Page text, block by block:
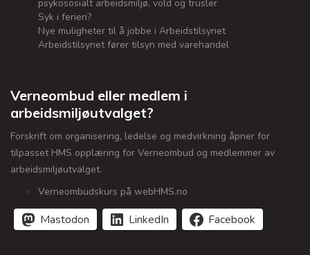
psykososialt arbeidsmiljø, vold og trusler
Syk i ferien?
Nye muligheter til å jobbe i Arbeidstilsynet
Arbeidstilsynet fører tilsyn med varehandel
Verneombud eller medlem i
arbeidsmiljøutvalget?
Forskrift om organisering, ledelse og medvirkning åpner for
tilpasset HMS opplæring for Verneombud og medlemmer av
arbeidsmiljøutvalget.
Verneombudskurs på webHMS.no
Mastodon LinkedIn Facebook